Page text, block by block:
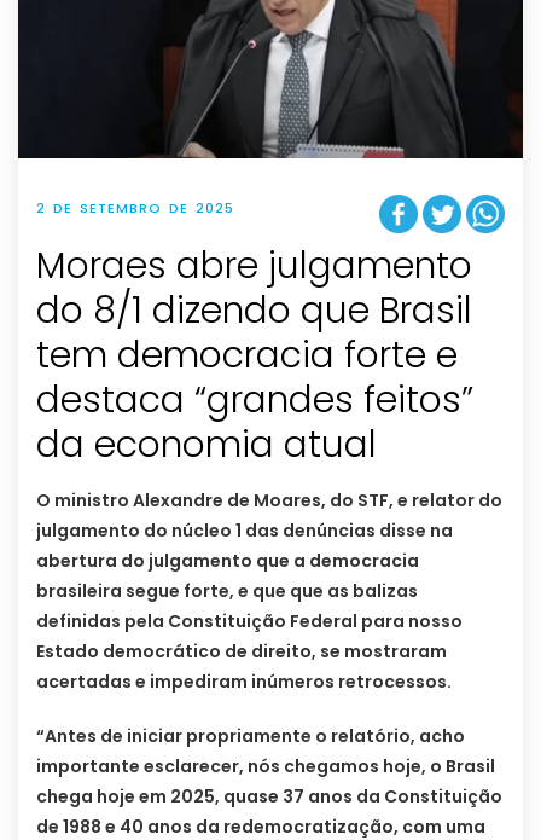
2 DE SETEMBRO DE 2025
Moraes abre julgamento
do 8/1 dizendo que Brasil
tem democracia forte e
destaca “grandes feitos”
da economia atual
O ministro Alexandre de Moares, do STF, e relator do
julgamento do núcleo 1 das denúncias disse na
abertura do julgamento que a democracia
brasileira segue forte, e que que as balizas
definidas pela Constituição Federal para nosso
Estado democrático de direito, se mostraram
acertadas e impediram inúmeros retrocessos.
“Antes de iniciar propriamente o relatório, acho
importante esclarecer, nós chegamos hoje, o Brasil
chega hoje em 2025, quase 37 anos da Constituição
de 1988 e 40 anos da redemocratização, com uma